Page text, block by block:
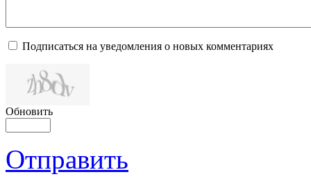
Подписаться на уведомления о новых комментариях
Обновить
Отправить